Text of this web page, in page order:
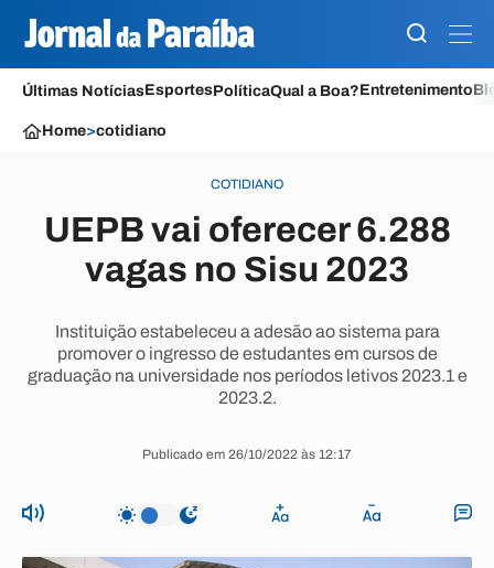
Últimas NotíciasEsportesPolíticaQual a Boa?Entretenimento
Home>cotidiano
COTIDIANO
UEPB vai oferecer 6.288
vagas no Sisu 2023
Instituição estabeleceu a adesão ao sistema para
promover o ingresso de estudantes em cursos de
graduação na universidade nos períodos letivos 2023.1 e
2023.2.
Publicado em 26/10/2022 às 12:17